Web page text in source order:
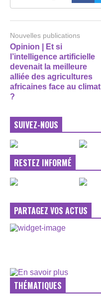
Nouvelles publications
Opinion | Et si
l’intelligence artificielle
devenait la meilleure
alliée des agricultures
africaines face au climat
?
SUIVEZ-NOUS
RESTEZ INFORMÉ
PARTAGEZ VOS ACTUS
THÉMATIQUES